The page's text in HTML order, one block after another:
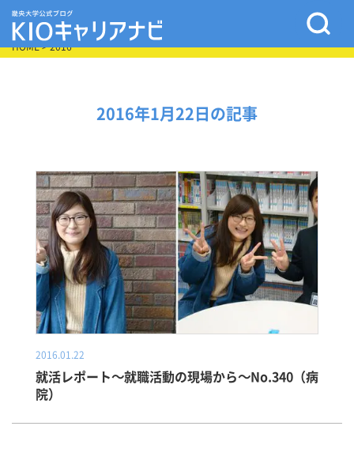
HOME> 2016
2016年1月22日の記事
2016.01.22
就活レポート～就職活動の現場から～No.340（病
院）